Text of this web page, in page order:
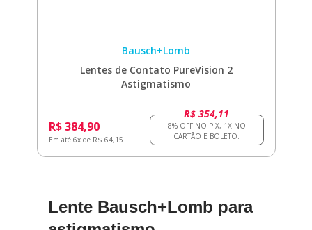
Bausch+Lomb
Lentes de Contato PureVision 2
Astigmatismo
R$ 384,90
Em até 6x de R$ 64,15
R$ 354,11
Lente Bausch+Lomb para